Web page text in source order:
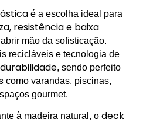
é a escolha ideal para
resistência e baixa
mão da sofisticação.
recicláveis e tecnologia de
, sendo perfeito
como varandas, piscinas,
gourmet.
à madeira natural, o deck